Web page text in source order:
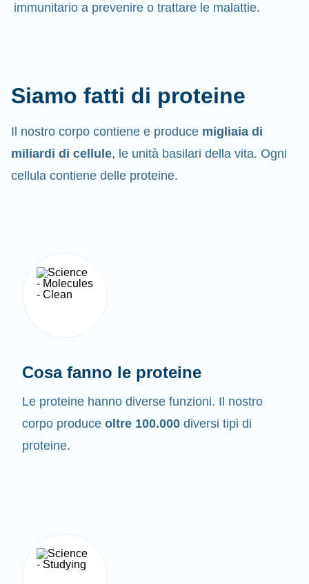
immunitario a prevenire o trattare le malattie.
Siamo fatti di proteine
Il nostro corpo contiene e produce migliaia di
miliardi di cellule, le unità basilari della vita. Ogni
cellula contiene delle proteine.
Cosa fanno le proteine
Le proteine hanno diverse funzioni. Il nostro
corpo produce oltre 100.000 diversi tipi di
proteine.